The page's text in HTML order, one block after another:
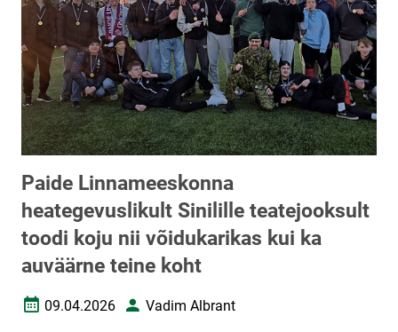
Paide Linnameeskonna
heategevuslikult Sinilille teatejooksult
toodi koju nii võidukarikas kui ka
auväärne teine koht
Loomise kuupäev
09.04.2026 AutorVadim Albrant